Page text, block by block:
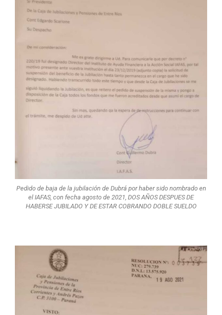
Pedido de baja de la jubilación de Dubrá por haber sido nombrado en
el IAFAS, con fecha agosto de 2021, DOS AÑOS DESPUES DE
HABERSE JUBILADO Y DE ESTAR COBRANDO DOBLE SUELDO